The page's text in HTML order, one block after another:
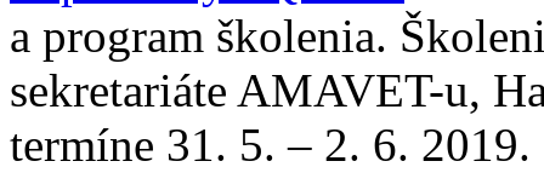
a program školenia.
sekretariáte AMAVET-u,
termíne 31. 5. – 2. 6. 2019.